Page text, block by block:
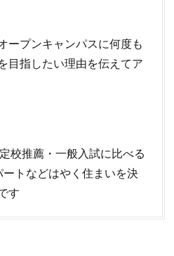
ープンキャンパスに何度も
目指したい理由を伝えてア
校推薦・一般入試に比べる
ートなどはやく住まいを決
す